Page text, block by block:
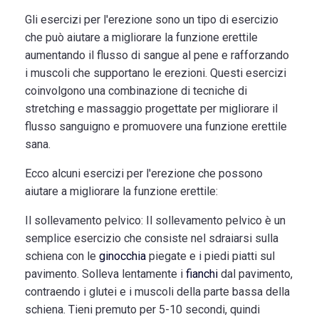
Gli esercizi per l'erezione sono un tipo di esercizio
che può aiutare a migliorare la funzione erettile
aumentando il flusso di sangue al pene e rafforzando
i muscoli che supportano le erezioni. Questi esercizi
coinvolgono una combinazione di tecniche di
stretching e massaggio progettate per migliorare il
flusso sanguigno e promuovere una funzione erettile
sana.
Ecco alcuni esercizi per l'erezione che possono
aiutare a migliorare la funzione erettile:
Il sollevamento pelvico: Il sollevamento pelvico è un
semplice esercizio che consiste nel sdraiarsi sulla
schiena con le ginocchiapiegate e i piedi piatti sul
pavimento. Solleva lentamente i fianchidal pavimento,
contraendo i glutei e i muscoli della parte bassa della
schiena. Tieni premuto per 5-10 secondi, quindi